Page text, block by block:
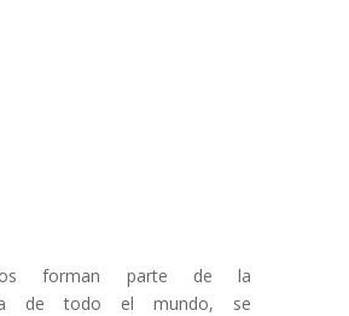
forman parte de la
de todo el mundo, se